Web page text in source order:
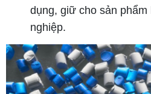
dụng, giữ cho sản
nghiệp.